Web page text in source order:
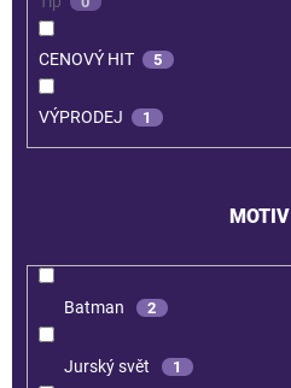
CENOVÝ HIT 5
VÝPRODEJ 1
MOTIV
Batman 2
Jurský svět 1